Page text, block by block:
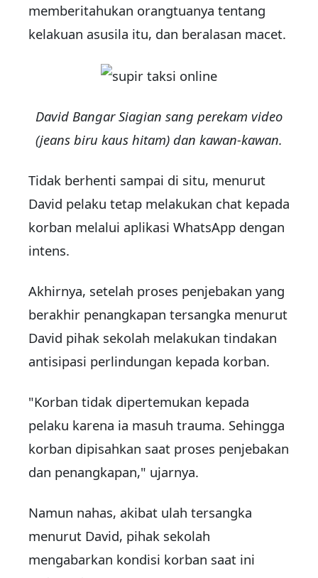
memberitahukan orangtuanya tentang
kelakuan asusila itu, dan beralasan macet.
David Bangar Siagian sang perekam video
(jeans biru kaus hitam) dan kawan-kawan.
Tidak berhenti sampai di situ, menurut
David pelaku tetap melakukan chat kepada
korban melalui aplikasi WhatsApp dengan
intens.
Akhirnya, setelah proses penjebakan yang
berakhir penangkapan tersangka menurut
David pihak sekolah melakukan tindakan
antisipasi perlindungan kepada korban.
"Korban tidak dipertemukan kepada
pelaku karena ia masuh trauma. Sehingga
korban dipisahkan saat proses penjebakan
dan penangkapan," ujarnya.
Namun nahas, akibat ulah tersangka
menurut David, pihak sekolah
mengabarkan kondisi korban saat ini